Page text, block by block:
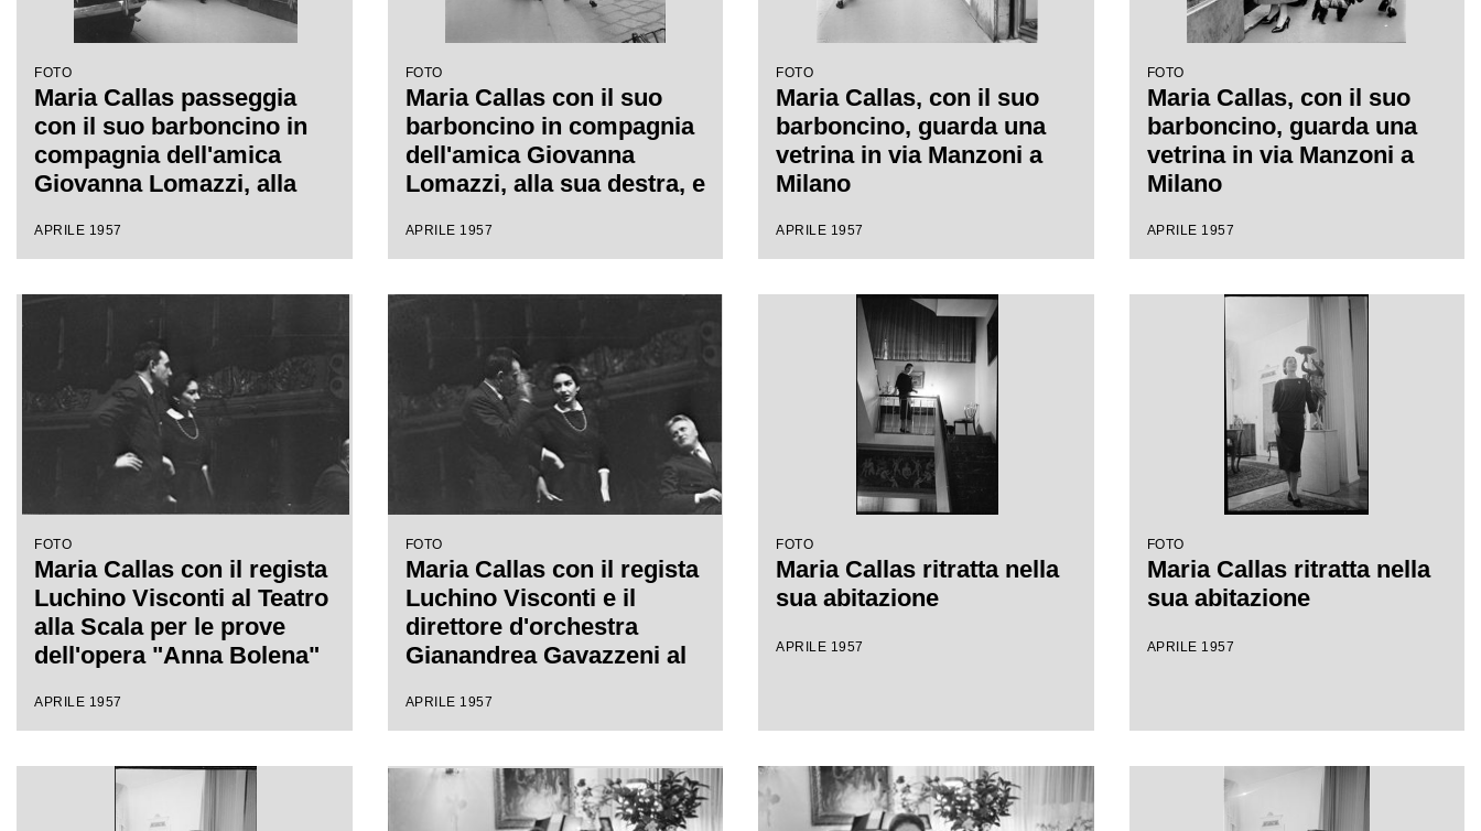
FOTO
Maria Callas passeggia
con il suo barboncino in
compagnia dell'amica
Giovanna Lomazzi, alla
segretaria, in via Manzoni
APRILE 1957
FOTO
Maria Callas con il suo
barboncino in compagnia
dell'amica Giovanna
Lomazzi, alla sua destra, e
Manzoni a Milano
APRILE 1957
FOTO
Maria Callas, con il suo
barboncino, guarda una
vetrina in via Manzoni a
Milano
APRILE 1957
FOTO
Maria Callas, con il suo
barboncino, guarda una
vetrina in via Manzoni a
Milano
APRILE 1957
FOTO
Maria Callas con il regista
Luchino Visconti al Teatro
alla Scala per le prove
dell'opera "Anna Bolena"
APRILE 1957
FOTO
Maria Callas con il regista
Luchino Visconti e il
direttore d'orchestra
Gianandrea Gavazzeni al
prove dell'opera "Anna
APRILE 1957
FOTO
Maria Callas ritratta nella
sua abitazione
APRILE 1957
FOTO
Maria Callas ritratta nella
sua abitazione
APRILE 1957